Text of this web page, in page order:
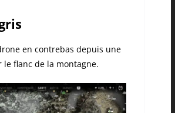
en contrebas depuis une
le flanc de la montagne.